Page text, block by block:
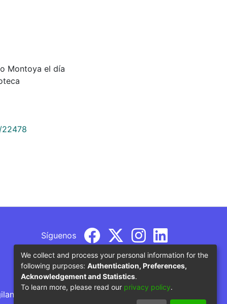
Montoya el día
22478
Síguenos
por parte del Ministerio de Educación
We collect and process your personal information for the
following purposes: Authentication, Preferences,
Acknowledgement and Statistics.
To learn more, please read our privacy policy.